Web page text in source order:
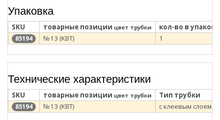
Упаковка
SKU товарные позиции цвет трубки кол-во в
85194 №13 (КВТ) 1
Технические характеристики
SKU товарные позиции цвет трубки Тип трубки
85194 №13 (КВТ) с клеевым слоем